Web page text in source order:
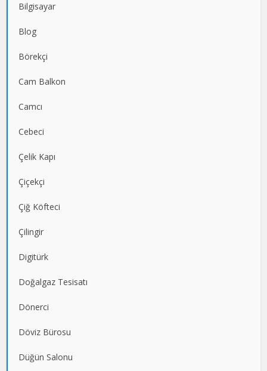
Bilgisayar
Blog
Börekçi
Cam Balkon
Camcı
Cebeci
Çelik Kapı
Çiçekçi
Çiğ Köfteci
Çilingir
Digitürk
Doğalgaz Tesisatı
Dönerci
Döviz Bürosu
Düğün Salonu